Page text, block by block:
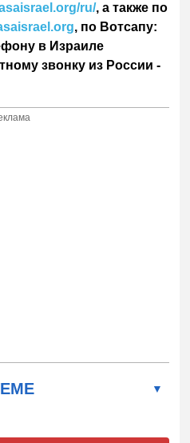
ru/, а также по
, по Вотсапу:
в Израиле
звонку из России -